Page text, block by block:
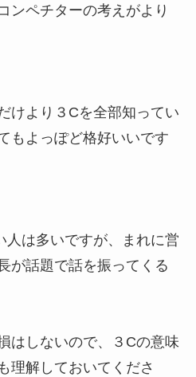
ンペチターの考えがより
けより３Cを全部知ってい
もよっぽど格好いいです
人は多いですが、まれに営
が話題で話を振ってくる
はしないので、３Cの意味
理解しておいてくださ